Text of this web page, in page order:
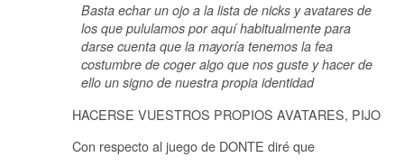
Basta echar un ojo a la lista de nicks y avatares de
los que pululamos por aquí habitualmente para
darse cuenta que la mayoría tenemos la fea
costumbre de coger algo que nos guste y hacer de
ello un signo de nuestra propia identidad
HACERSE VUESTROS PROPIOS AVATARES, PIJO
Con respecto al juego de DONTE diré que